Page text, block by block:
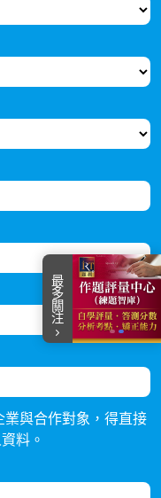
業與合作對象，得直接
料。
最多關注
item
item
of
2